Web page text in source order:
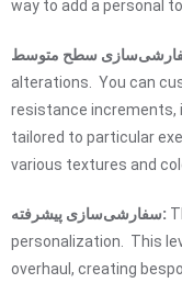
way to add a personal
alterations. You can
resistance
tailored to particular
various textures and
سفارشی‌سازی پیشرفته:
personalization. This
overhaul, creating